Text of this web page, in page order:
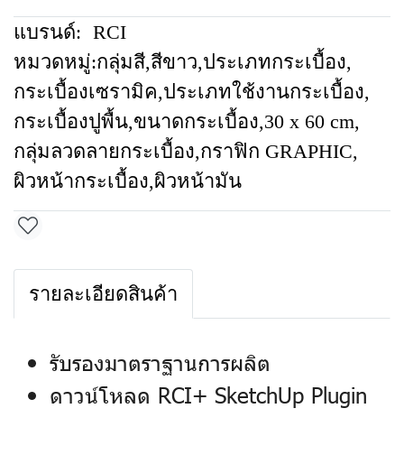
แบรนด์: RCI
หมวดหมู่:กลุ่มสี,สีขาว,ประเภทกระเบื้อง,
กระเบื้องเซรามิค,ประเภทใช้งานกระเบื้อง,
กระเบื้องปูพื้น,ขนาดกระเบื้อง,30 x 60 cm,
กลุ่มลวดลายกระเบื้อง,กราฟิก GRAPHIC,
ผิวหน้ากระเบื้อง,ผิวหน้ามัน
รายละเอียดสินค้า
รับรองมาตราฐานการผลิต
ดาวน์โหลด RCI+ SketchUp Plugin